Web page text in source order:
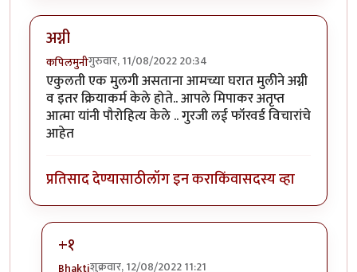
अग्नी
कपिलमुनीगुरुवार, 11/08/2022 20:34
एकुलती एक मुलगी असताना आमच्या घरात मुलीने अग्नी
व इतर क्रियाकर्म केले होते.. आपले मिपाकर अतृप्त
आत्मा यांनी पौरोहित्य केले .. गुरजी लई फॉरवर्ड विचारांचे
आहेत
प्रतिसाद देण्यासाठीलॉग इन कराकिंवासदस्य व्हा
+१
शुक्रवार, 12/08/2022 11:21